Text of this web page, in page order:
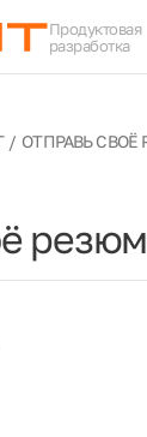
Продуктовая
разработка
ОТПРАВЬ СВОЁ